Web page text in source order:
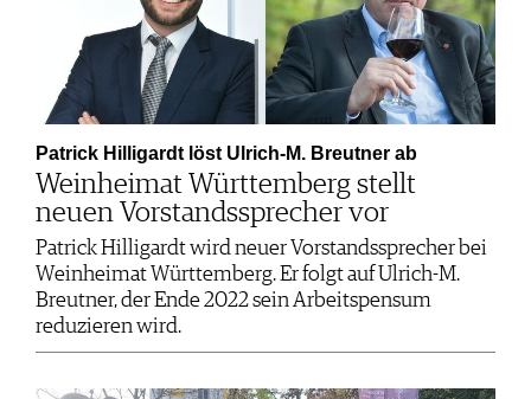
Patrick Hilligardt löst Ulrich-M. Breutner ab
Weinheimat Württemberg stellt
neuen Vorstandssprecher vor
Patrick Hilligardt wird neuer Vorstandssprecher bei
Weinheimat Württemberg. Er folgt auf Ulrich-M.
Breutner, der Ende 2022 sein Arbeitspensum
reduzieren wird.